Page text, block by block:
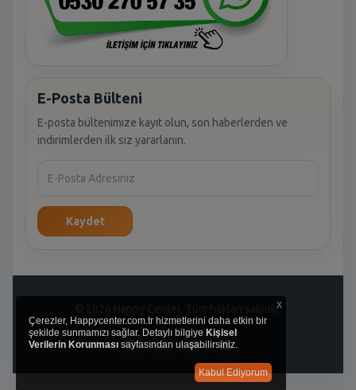
E-Posta Bülteni
E-posta bültenimize kayıt olun, son haberlerden ve
indirimlerden ilk siz yararlanın.
Kaydet
© 2026 Happy Center. Tüm hakları saklıdır.
x
Çerezler, Happycenter.com.tr hizmetlerini daha etkin bir
şekilde sunmamızı sağlar. Detaylı bilgiye Kişisel
Verilerin Korunması sayfasından ulaşabilirsiniz.
Kabul Ediyorum